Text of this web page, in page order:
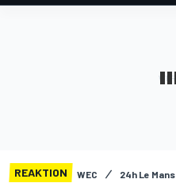
REAKTION WEC 24h Le Mans